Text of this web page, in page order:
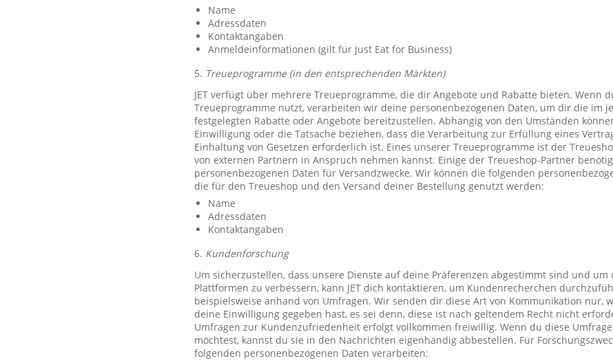
Name
Adressdaten
Kontaktangaben
Anmeldeinformationen (gilt für Just Eat for Business)
5. Treueprogramme (in den entsprechenden Märkten)
JET verfügt über mehrere Treueprogramme, die dir Angebote und Rabatte bieten. Wenn
Treueprogramme nutzt, verarbeiten wir deine personenbezogenen Daten, um dir die im
festgelegten Rabatte oder Angebote bereitzustellen. Abhängig von den Umständen
Einwilligung oder die Tatsache beziehen, dass die Verarbeitung zur Erfüllung eines
Einhaltung von Gesetzen erforderlich ist. Eines unserer Treueprogramme ist der
von externen Partnern in Anspruch nehmen kannst. Einige der Treueshop-Partner
personenbezogenen Daten für Versandzwecke. Wir können die folgenden
die für den Treueshop und den Versand deiner Bestellung genutzt werden:
Name
Adressdaten
Kontaktangaben
6. Kundenforschung
Um sicherzustellen, dass unsere Dienste auf deine Präferenzen abgestimmt sind und um
Plattformen zu verbessern, kann JET dich kontaktieren, um Kundenrecherchen
beispielsweise anhand von Umfragen. Wir senden dir diese Art von Kommunikation nur,
deine Einwilligung gegeben hast, es sei denn, diese ist nach geltendem Recht nicht
Umfragen zur Kundenzufriedenheit erfolgt vollkommen freiwillig. Wenn du diese
möchtest, kannst du sie in den Nachrichten eigenhändig abbestellen. Für
folgenden personenbezogenen Daten verarbeiten: